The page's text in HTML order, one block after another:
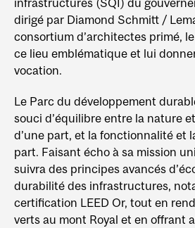
dirigé par Diamond Schmitt /
consortium d’architectes primé,
ce lieu emblématique et lui
vocation.
Le Parc du développement
souci d’équilibre entre la nature
d’une part, et la fonctionnalité et
part. Faisant écho à sa mission
suivra des principes avancés
durabilité des infrastructures,
certification LEED Or, tout en
verts au mont Royal et en offrant